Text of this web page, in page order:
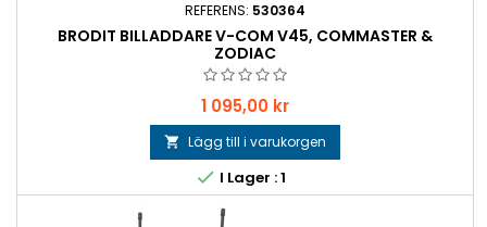
REFERENS: 530364
BRODIT BILLADDARE V-COM V45, COMMASTER &
ZODIAC
Pris
1 095,00 kr
 Lägg till i varukorgen
 I Lager : 1